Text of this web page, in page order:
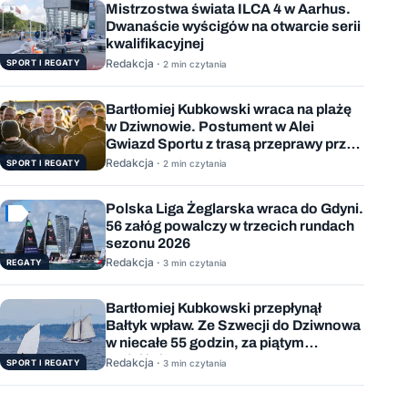
SPORT I REGATY
Mistrzostwa świata ILCA 4 w Aarhus.
Dwanaście wyścigów na otwarcie serii
kwalifikacyjnej
Redakcja · 2 min czytania
SPORT I REGATY
Bartłomiej Kubkowski wraca na plażę
w Dziwnowie. Postument w Alei
Gwiazd Sportu z trasą przeprawy przez
Bałtyk
Redakcja · 2 min czytania
REGATY
Polska Liga Żeglarska wraca do Gdyni.
56 załóg powalczy w trzecich rundach
sezonu 2026
Redakcja · 3 min czytania
SPORT I REGATY
Bartłomiej Kubkowski przepłynął
Bałtyk wpław. Ze Szwecji do Dziwnowa
w niecałe 55 godzin, za piątym
podejściem
Redakcja · 3 min czytania